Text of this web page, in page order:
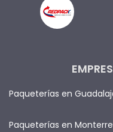
Paqueterías en
Paqueterías en